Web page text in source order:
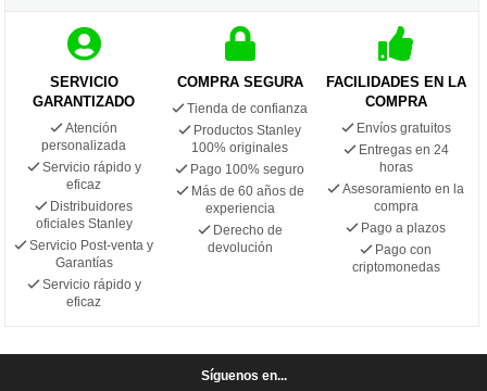
SERVICIO
GARANTIZADO
Atención
personalizada
Servicio rápido y
eficaz
Distribuidores
oficiales Stanley
Servicio Post-venta y
Garantías
Servicio rápido y
eficaz
COMPRA SEGURA
Tienda de confianza
Productos Stanley
100% originales
Pago 100% seguro
Más de 60 años de
experiencia
Derecho de
devolución
FACILIDADES EN LA
COMPRA
Envíos gratuitos
Entregas en 24
horas
Asesoramiento en la
compra
Pago a plazos
Pago con
criptomonedas
Síguenos en...